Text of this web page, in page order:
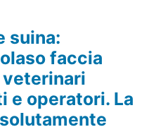
suina:
faccia
e operatori. La